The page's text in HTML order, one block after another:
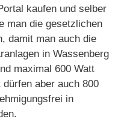
kaufen und selber
man die gesetzlichen
damit man auch die
in Wassenberg
maximal 600 Watt
aber auch 800
in